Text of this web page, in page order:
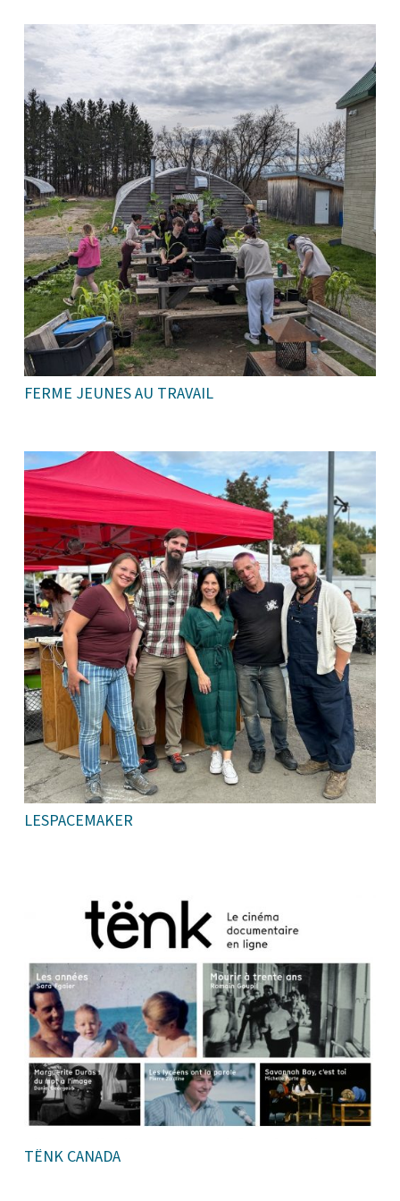
FERME JEUNES AU TRAVAIL
LESPACEMAKER
TËNK CANADA